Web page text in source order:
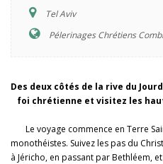
Tel Aviv
Pélerinages Chrétiens
Des deux côtés de la rive du
foi chrétienne et visitez les
Le voyage commence en Terre
monothéistes. Suivez les pas du
à Jéricho, en passant par Bethléem,